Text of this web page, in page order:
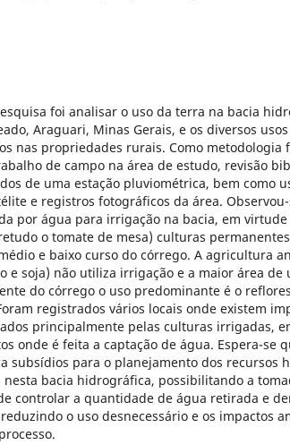
foi analisar o uso da terra na bacia
Araguari, Minas Gerais, e os diversos
nas propriedades rurais. Como metodologia
de campo na área de estudo, revisão
de uma estação pluviométrica, bem como
e registros fotográficos da área.
por água para irrigação na bacia, em virtude
o tomate de mesa) culturas
e baixo curso do córrego. A agricultura
e soja) não utiliza irrigação e a maior área de
do córrego o uso predominante é o
registrados vários locais onde existem
principalmente pelas culturas irrigadas,
onde é feita a captação de água. Espera-se
subsídios para o planejamento dos recursos
nesta bacia hidrográfica, possibilitando a
controlar a quantidade de água retirada e
o uso desnecessário e os impactos